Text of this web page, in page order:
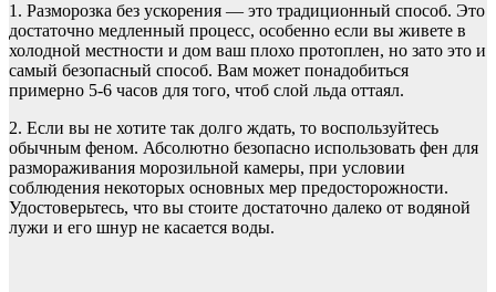
1. Разморозка без ускорения — это традиционный способ. Это
достаточно медленный процесс, особенно если вы живете в
холодной местности и дом ваш плохо протоплен, но зато это и
самый безопасный способ. Вам может понадобиться
примерно 5-6 часов для того, чтоб слой льда оттаял.
2. Если вы не хотите так долго ждать, то воспользуйтесь
обычным феном. Абсолютно безопасно использовать фен для
размораживания морозильной камеры, при условии
соблюдения некоторых основных мер предосторожности.
Удостоверьтесь, что вы стоите достаточно далеко от водяной
лужи и его шнур не касается воды.